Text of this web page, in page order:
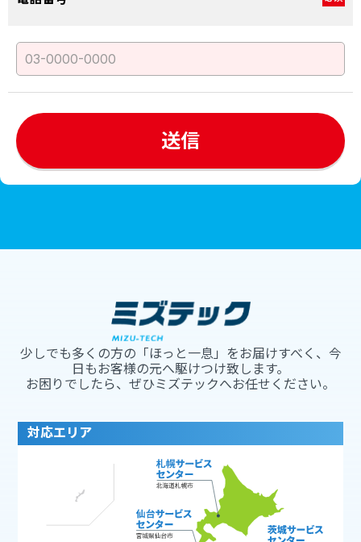
少しでも多くの方の「ほっと一息」をお届けすべく、今
日もお客様の元へ駆けつけ致します。
お困りでしたら、ぜひミズテックへお任せください。
対応エリア